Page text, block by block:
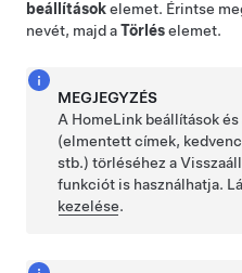
beállításokelemet. Érintse
nevét, majd aTörléselemet.
MEGJEGYZÉS
A HomeLink beállítások
(elmentett címek,
stb.) törléséhez a
funkciót is használhatja.
kezelése.